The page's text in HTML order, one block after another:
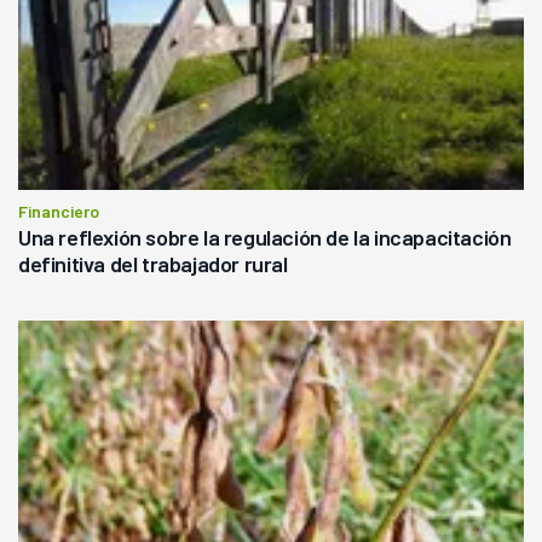
Financiero
Una reflexión sobre la regulación de la incapacitación
definitiva del trabajador rural